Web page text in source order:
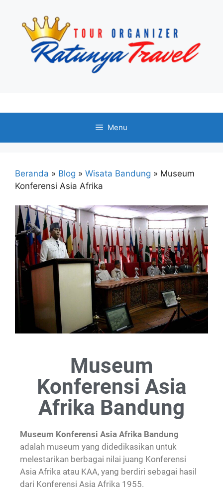
Menu
Beranda » Blog » Wisata Bandung » Museum
Konferensi Asia Afrika
Museum
Konferensi Asia
Afrika Bandung
Museum Konferensi Asia Afrika Bandung
adalah museum yang didedikasikan untuk
melestarikan berbagai nilai juang Konferensi
Asia Afrika atau KAA, yang berdiri sebagai hasil
dari Konferensi Asia Afrika 1955.